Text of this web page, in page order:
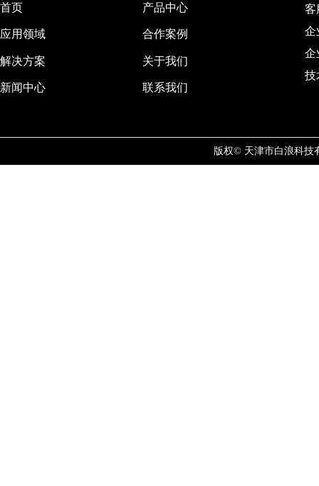
首页 产品中心
应用领域 合作案例
解决方案 关于我们
新闻中心 联系我们
客
企
企
技
版权© 天津市白浪科技